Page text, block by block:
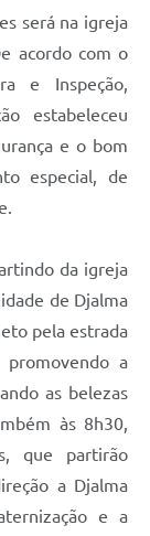
será na igreja
acordo com o
e Inspeção,
estabeleceu
e o bom
especial, de
da igreja
de Djalma
pela estrada
promovendo a
as belezas
às 8h30,
que partirão
a Djalma
e a